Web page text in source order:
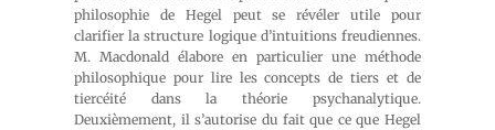
philosophie de Hegel peut se révéler utile pour
clarifier la structure logique d’intuitions freudiennes.
M. Macdonald élabore en particulier une méthode
philosophique pour lire les concepts de tiers et de
tiercéité dans la théorie psychanalytique.
Deuxièmement, il s’autorise du fait que ce que Hegel